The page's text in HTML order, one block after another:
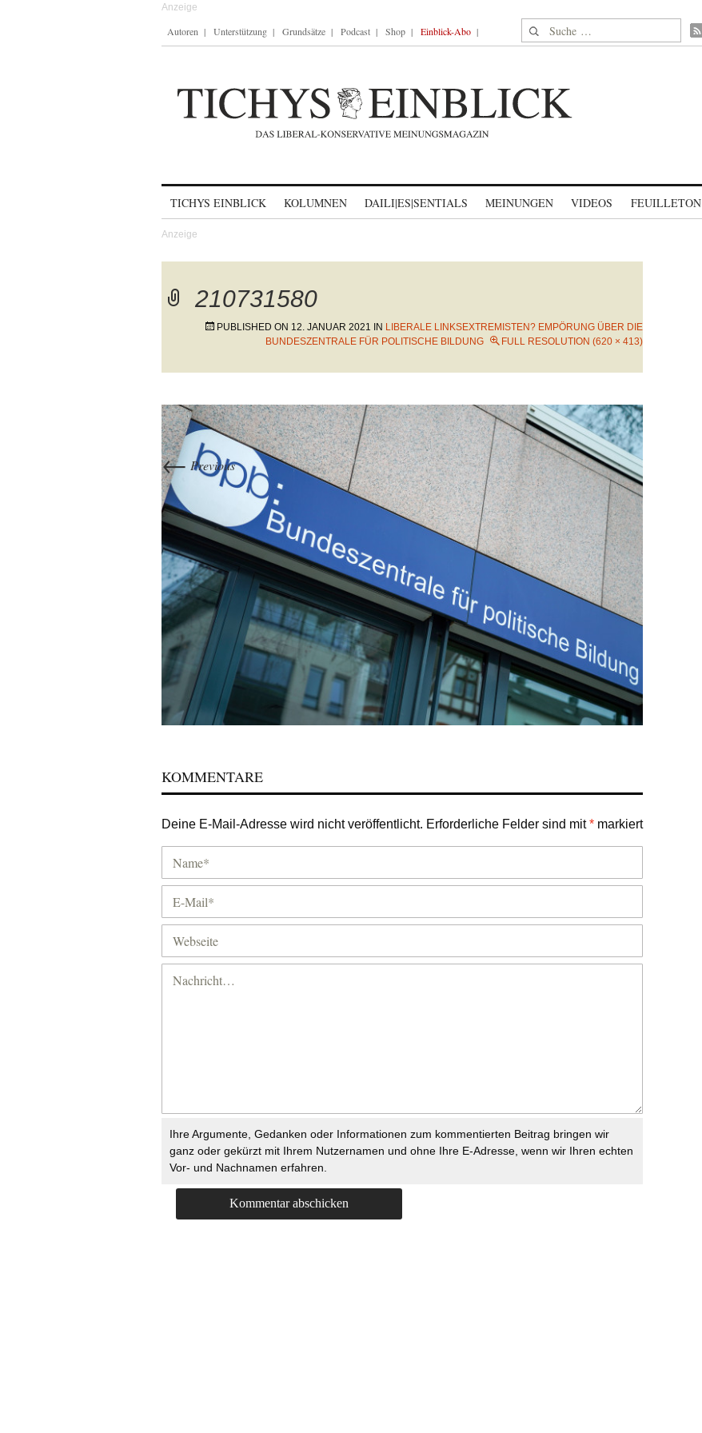
Autoren Unterstützung Grundsätze Podcast Shop Einblick-Abo Suche nach:
TICHYS EINBLICK KOLUMNEN DAILI|ES|SENTIALS MEINUNGEN VIDEOS FEUILLETON
210731580
PUBLISHED ON 12. JANUAR 2021 IN LIBERALE LINKSEXTREMISTEN? EMPÖRUNG ÜBER DIE
BUNDESZENTRALE FÜR POLITISCHE BILDUNG
FULL RESOLUTION (620 × 413)
← Previous
KOMMENTARE
Deine E-Mail-Adresse wird nicht veröffentlicht. Erforderliche Felder sind mit* markiert
Ihre Argumente, Gedanken oder Informationen zum kommentierten Beitrag bringen wir
ganz oder gekürzt mit Ihrem Nutzernamen und ohne Ihre E-Adresse, wenn wir Ihren echten
Vor- und Nachnamen erfahren.